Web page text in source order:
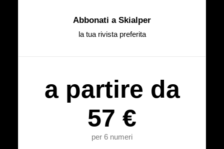
Abbonati a Skialper
la tua rivista preferita
a partire da
57 €
per 6 numeri